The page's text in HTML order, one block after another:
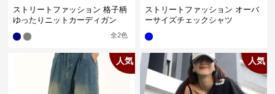
ストリートファッション 格子柄
ゆったりニットカーディガン
全2色
ストリートファッション オーバ
ーサイズチェックシャツ
人気 人気